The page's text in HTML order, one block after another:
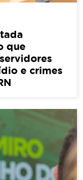
que
e crimes